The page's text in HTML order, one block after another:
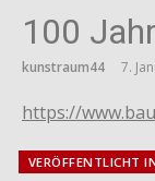
100
kunstraum44 7.
https://
VERÖFFENTLICHT